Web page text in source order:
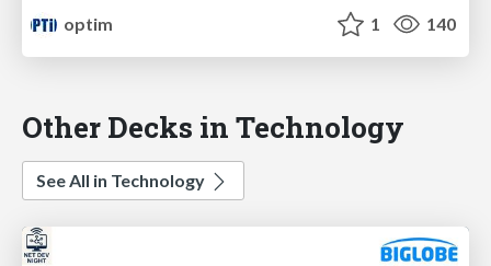
optim
1 140
Other Decks in Technology
See All in Technology